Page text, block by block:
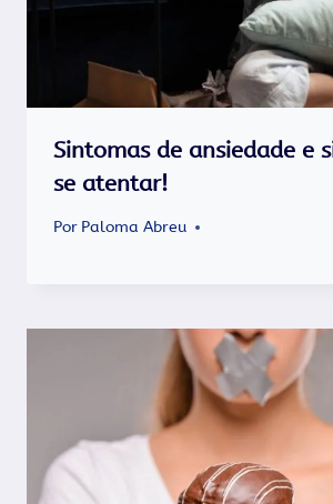
Sintomas de ansiedade e
se atentar!
Por Paloma Abreu